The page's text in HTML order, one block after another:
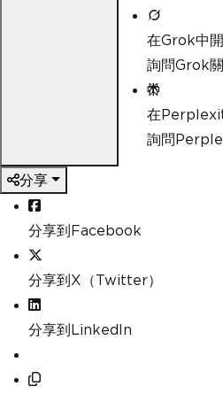
在Grok中
詢問Grok
在
詢問
分享
分享到Facebook
分享到X（Twitter）
分享到LinkedIn